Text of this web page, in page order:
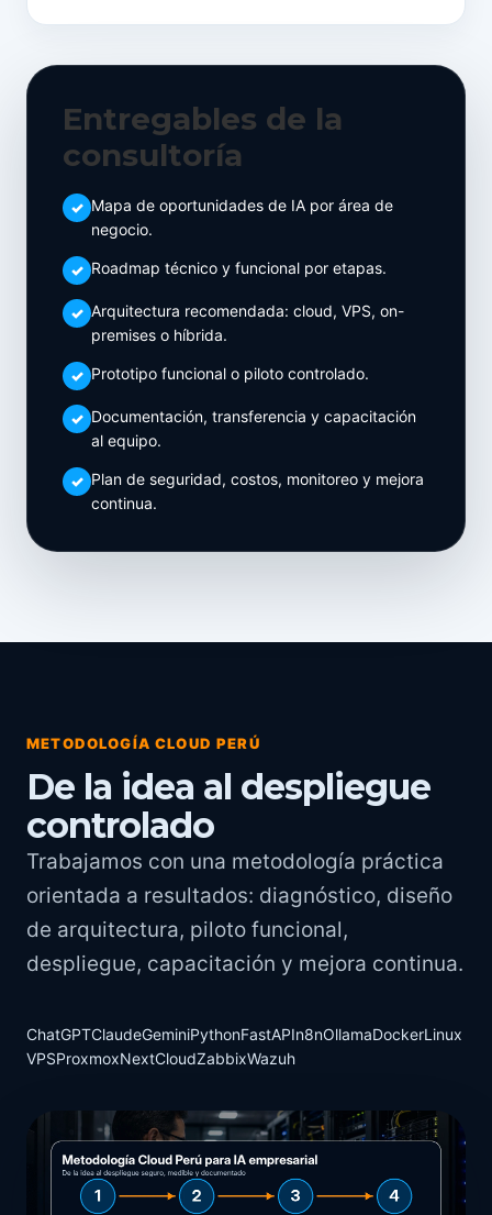
Entregables de la
consultoría
Mapa de oportunidades de IA por área de
negocio.
Roadmap técnico y funcional por etapas.
Arquitectura recomendada: cloud, VPS, on-
premises o híbrida.
Prototipo funcional o piloto controlado.
Documentación, transferencia y capacitación
al equipo.
Plan de seguridad, costos, monitoreo y mejora
continua.
METODOLOGÍA CLOUD PERÚ
De la idea al despliegue
controlado
Trabajamos con una metodología práctica
orientada a resultados: diagnóstico, diseño
de arquitectura, piloto funcional,
despliegue, capacitación y mejora continua.
ChatGPTClaudeGeminiPythonFastAPIn8nOllamaDockerLinux
VPSProxmoxNextCloudZabbixWazuh